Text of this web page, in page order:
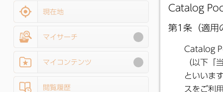
現在地
マイサーチ
マイコンテンツ
閲覧履歴